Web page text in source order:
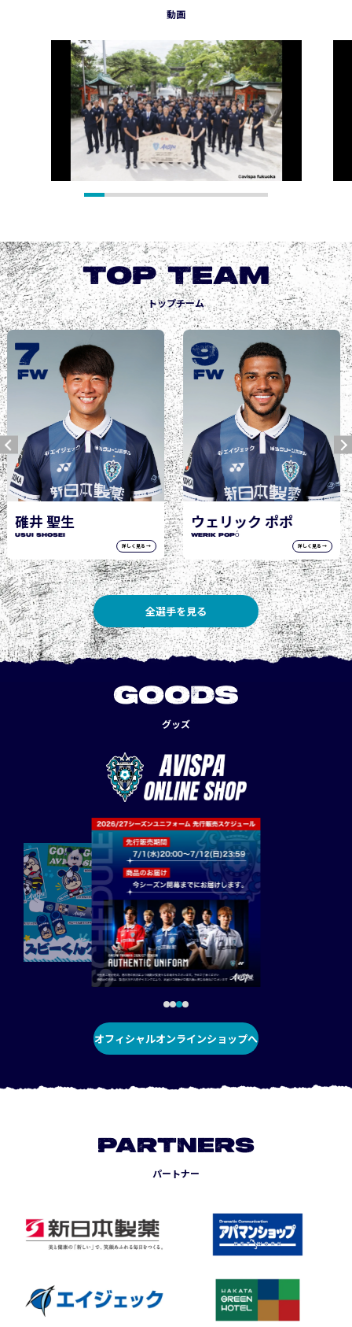
動画
TOP TEAM
トップチーム
ウェリック ポポ
9
FW
城後 寿
JOGO Hisashi
10
FW
全選手を見る
GOODS
グッズ
オフィシャルオンラインショップへ
PARTNERS
パートナー